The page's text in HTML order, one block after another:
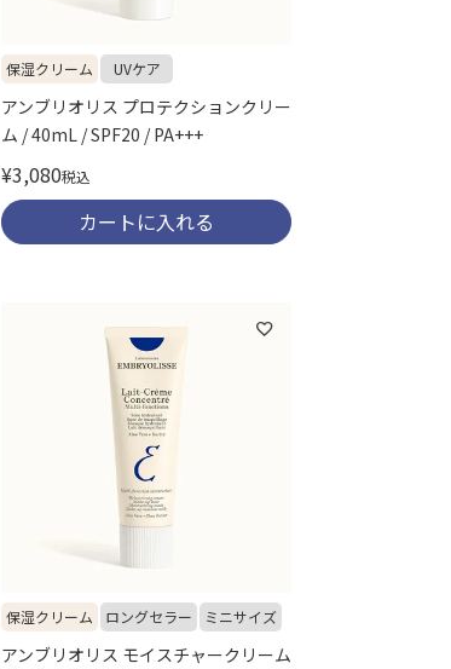
保湿クリーム UVケア
アンブリオリス プロテクションクリー
ム / 40mL / SPF20 / PA+++
¥3,080税込
カートに入れる
保湿クリーム ロングセラー ミニサイズ
アンブリオリス モイスチャークリーム